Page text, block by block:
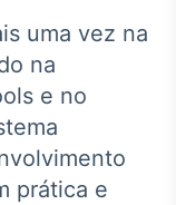
o
uma vez na
na
e no
prática e